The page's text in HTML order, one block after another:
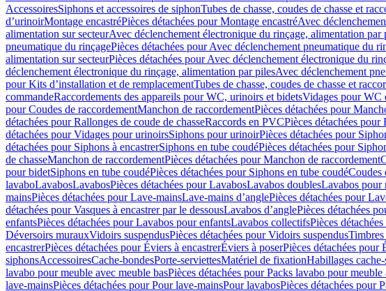
AccessoiresSiphons et accessoires de siphonTubes de chasse, coudes de chasse et
dʼurinoirMontage encastréPièces détachées pour Montage encastréAvec
alimentation sur secteurAvec déclenchement électronique du rinçage, alimentation par
pneumatique du rinçagePièces détachées pour Avec déclenchement pneumatique du
alimentation sur secteurPièces détachées pour Avec déclenchement électronique du
déclenchement électronique du rinçage, alimentation par pilesAvec déclenchement
pour Kits d’installation et de remplacementTubes de chasse, coudes de chasse et
commandeRaccordements des appareils pour WC, urinoirs et bidetsVidages pour WC
pour Coudes de raccordementManchon de raccordementPièces détachées pour
détachées pour Rallonges de coude de chasseRaccords en PVCPièces détachées
détachées pour Vidages pour urinoirsSiphons pour urinoirPièces détachées pour
détachées pour Siphons à encastrerSiphons en tube coudéPièces détachées pour
de chasseManchon de raccordementPièces détachées pour Manchon de raccordement
pour bidetSiphons en tube coudéPièces détachées pour Siphons en tube coudéCoudes
lavaboLavabosLavabosPièces détachées pour LavabosLavabos doublesLavabos pour
mainsPièces détachées pour Lave-mainsLave-mains d’anglePièces détachées pour
détachées pour Vasques à encastrer par le dessousLavabos d’anglePièces détachées
enfantsPièces détachées pour Lavabos pour enfantsLavabos collectifsPièces
Déversoirs murauxVidoirs suspendusPièces détachées pour Vidoirs suspendus
encastrerPièces détachées pour Éviers à encastrerÉviers à poserPièces détachées pour
siphonsAccessoiresCache-bondesPorte-serviettesMatériel de fixationHabillages
lavabo pour meuble avec meuble basPièces détachées pour Packs lavabo pour meuble
lave-mainsPièces détachées pour Pour lave-mainsPour lavabosPièces détachées pour